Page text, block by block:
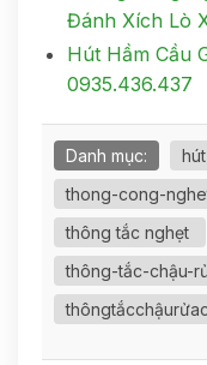
Đánh Xích Lò
Hút Hầm Cầu
0935.436.437
Danh mục:
thong-cong-
thông tắc nghẹt
thông-tắc-chậu-